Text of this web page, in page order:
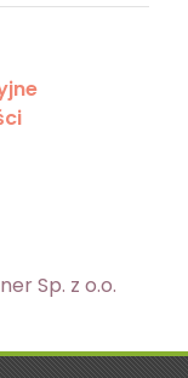
Sp. z o.o.